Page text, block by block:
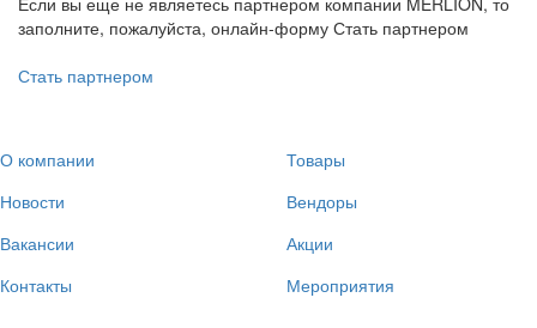
заполните, пожалуйста, онлайн-форму Стать партнером
Стать партнером
О компании
Новости
Вакансии
Контакты
Товары
Вендоры
Акции
Мероприятия